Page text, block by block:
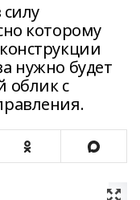
которому
нужно будет
облик с